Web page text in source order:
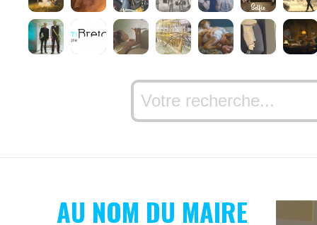
AU NOM DU MAIRE